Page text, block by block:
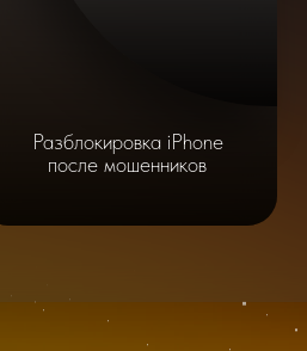
Разблокировка iPhone
после мошенников